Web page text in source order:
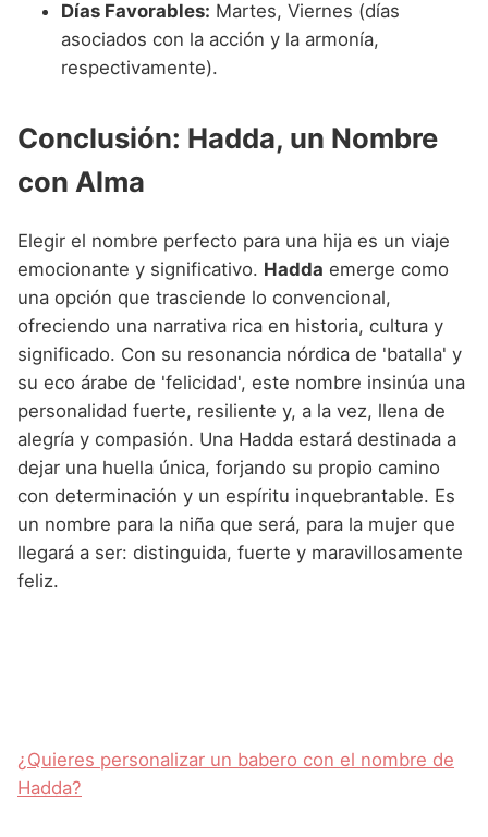
Días Favorables: Martes, Viernes (días
asociados con la acción y la armonía,
respectivamente).
Conclusión: Hadda, un Nombre
con Alma
Elegir el nombre perfecto para una hija es un viaje
emocionante y significativo. Hadda emerge como
una opción que trasciende lo convencional,
ofreciendo una narrativa rica en historia, cultura y
significado. Con su resonancia nórdica de 'batalla' y
su eco árabe de 'felicidad', este nombre insinúa una
personalidad fuerte, resiliente y, a la vez, llena de
alegría y compasión. Una Hadda estará destinada a
dejar una huella única, forjando su propio camino
con determinación y un espíritu inquebrantable. Es
un nombre para la niña que será, para la mujer que
llegará a ser: distinguida, fuerte y maravillosamente
feliz.
¿Quieres personalizar un babero con el nombre de
Hadda?